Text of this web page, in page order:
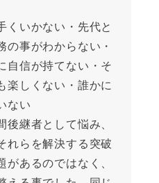
くいかない・先代と
の事がわからない・
自信が持てない・そ
楽しくない・誰かに
ない
後継者として悩み、
れらを解決する突破
があるのではなく、